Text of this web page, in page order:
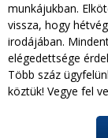
munkájukban.
vissza, hogy
irodájában.
elégedettsége
Több száz
köztük! Vegye fel